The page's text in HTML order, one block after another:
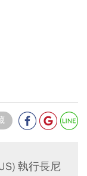
執行長尼